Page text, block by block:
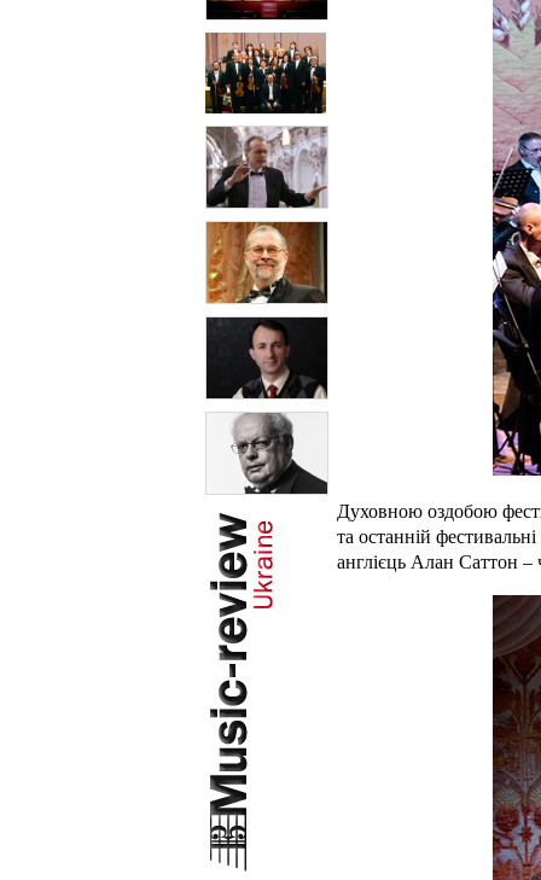
Духовною оздобою
та останній
англієць Алан Саттон –